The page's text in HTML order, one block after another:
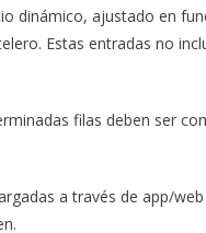
dinámico, ajustado en
Estas entradas no
filas deben ser
a través de app/